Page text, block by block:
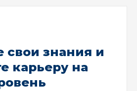
свои знания и
карьеру на